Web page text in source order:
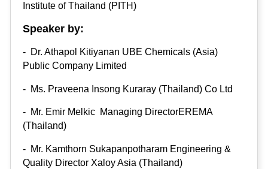
Institute of Thailand (PITH)
Speaker by:
- Dr. Athapol Kitiyanan UBE Chemicals (Asia)
Public Company Limited
- Ms. Praveena Insong Kuraray (Thailand) Co Ltd
- Mr. Emir Melkic Managing DirectorEREMA
(Thailand)
- Mr. Kamthorn Sukapanpotharam Engineering &
Quality Director Xaloy Asia (Thailand)